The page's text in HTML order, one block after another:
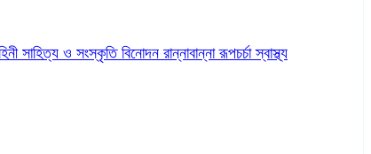
সাহিত্য ও সংস্কৃতি বিনোদন রান্নাবান্নারূপচর্চাস্বাস্থ্য